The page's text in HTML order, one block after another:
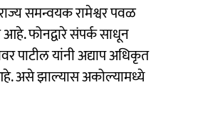
समन्वयक रामेश्वर पवळ
फोनद्वारे संपर्क साधून
पाटील यांनी अद्याप अधिकृत
असे झाल्यास अकोल्यामध्ये